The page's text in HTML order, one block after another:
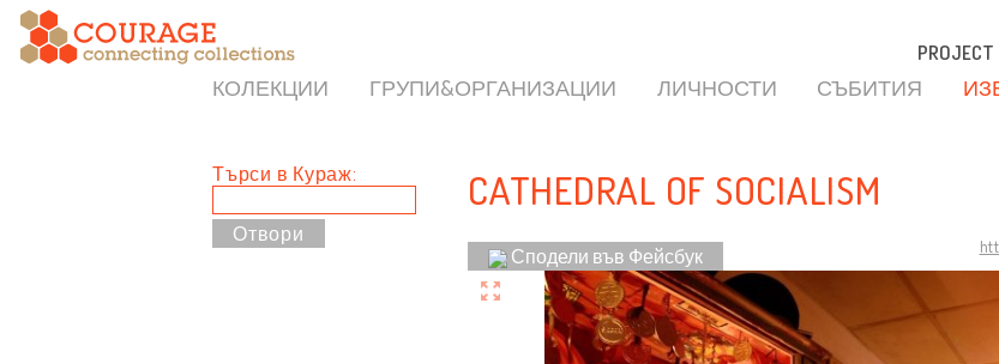
PROJECT
КОЛЕКЦИИ ГРУПИ&ОРГАНИЗАЦИИ ЛИЧНОСТИ СЪБИТИЯ
Търси в Кураж: CATHEDRAL OF SOCIALISM
Сподели във Фейсбук